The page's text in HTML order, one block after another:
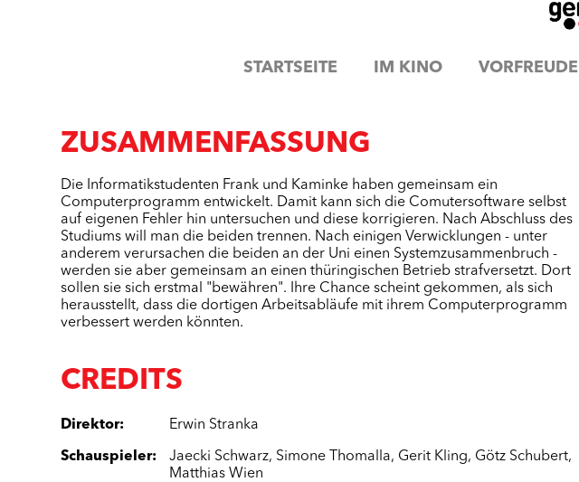
STARTSEITE IM KINO VORFREUDE
ZUSAMMENFASSUNG
Die Informatikstudenten Frank und Kaminke haben gemeinsam ein
Computerprogramm entwickelt. Damit kann sich die Comutersoftware selbst
auf eigenen Fehler hin untersuchen und diese korrigieren. Nach Abschluss des
Studiums will man die beiden trennen. Nach einigen Verwicklungen - unter
anderem verursachen die beiden an der Uni einen Systemzusammenbruch -
werden sie aber gemeinsam an einen thüringischen Betrieb strafversetzt. Dort
sollen sie sich erstmal "bewähren". Ihre Chance scheint gekommen, als sich
herausstellt, dass die dortigen Arbeitsabläufe mit ihrem Computerprogramm
verbessert werden könnten.
CREDITS
Direktor: Erwin Stranka
Schauspieler: Jaecki Schwarz, Simone Thomalla, Gerit Kling, Götz Schubert,
Matthias Wien